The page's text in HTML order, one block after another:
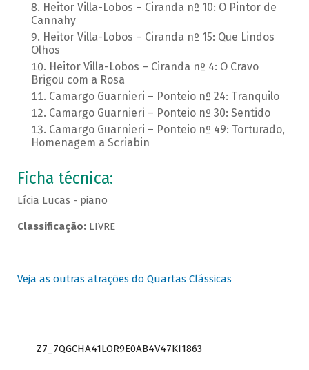
Heitor Villa-Lobos – Ciranda nº 10: O Pintor de
Cannahy
Heitor Villa-Lobos – Ciranda nº 15: Que Lindos
Olhos
Heitor Villa-Lobos – Ciranda nº 4: O Cravo
Brigou com a Rosa
Camargo Guarnieri – Ponteio nº 24: Tranquilo
Camargo Guarnieri – Ponteio nº 30: Sentido
Camargo Guarnieri – Ponteio nº 49: Torturado,
Homenagem a Scriabin
Ficha técnica:
Lícia Lucas - piano
Classificação:LIVRE
Veja as outras atrações do Quartas Clássicas
Z7_7QGCHA41LOR9E0AB4V47KI1863